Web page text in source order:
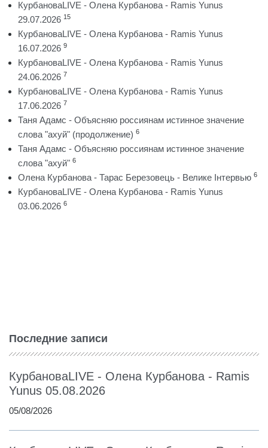
КурбановаLIVE - Олена Курбанова - Ramis Yunus
29.07.2026 15
КурбановаLIVE - Олена Курбанова - Ramis Yunus
16.07.2026 9
КурбановаLIVE - Олена Курбанова - Ramis Yunus
24.06.2026 7
КурбановаLIVE - Олена Курбанова - Ramis Yunus
17.06.2026 7
Таня Адамс - Объясняю россиянам истинное значение
слова "ахуй" (продолжение) 6
Таня Адамс - Объясняю россиянам истинное значение
слова "ахуй" 6
Олена Курбанова - Тарас Березовець - Велике Інтервью 6
КурбановаLIVE - Олена Курбанова - Ramis Yunus
03.06.2026 6
Последние записи
КурбановаLIVE - Олена Курбанова - Ramis
Yunus 05.08.2026
05/08/2026